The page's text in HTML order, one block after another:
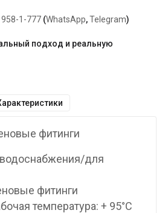
958-1-777 (WhatsApp,Telegram)
подход и реальную
фитинги
для
фитинги
температура: + 95°С